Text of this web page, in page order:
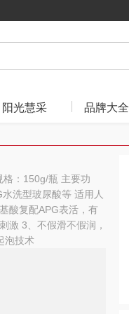
阳光慧采 品牌大全
：150g/瓶 主要功
洗型玻尿酸等 适用人
酸复配APG表活，有
激 3、不假滑不假润，
泡技术